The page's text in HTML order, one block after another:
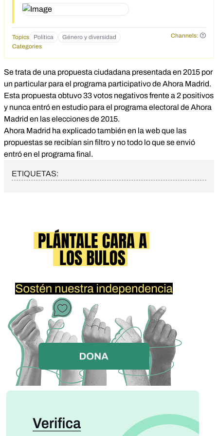
Topics Política Género y diversidad
Channels:
Categories
Se trata de una propuesta ciudadana presentada en 2015 por
un particular para el programa participativo de Ahora Madrid.
Esta propuesta obtuvo 33 votos negativos frente a 2 positivos
y nunca entró en estudio para el programa electoral de Ahora
Madrid en las elecciones de 2015.
Ahora Madrid ha explicado también en la web que las
propuestas se recibían sin filtro y no todo lo que se envió
entró en el programa final.
ETIQUETAS: